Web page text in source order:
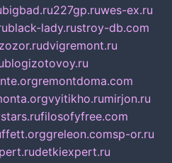
bigbad.ru227gp.ruwes-ex.ru
black-lady.rustroy-db.com
zozor.rudvigremont.ru
blogizotovoy.ru
remontdoma.com
vyitikho.rumirjon.ru
filosofyfree.com
greleon.comsp-or.ru
detkiexpert.ru